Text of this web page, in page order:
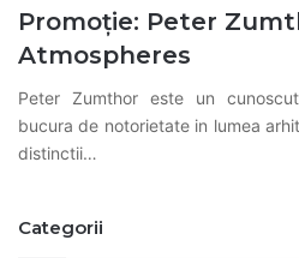
Promoție: Peter
Atmospheres
Peter Zumthor este un
bucura de notorietate in lumea
distinctii…
Categorii